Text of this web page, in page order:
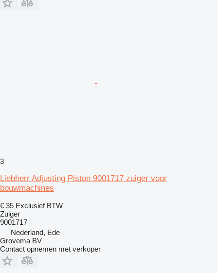
3
Liebherr Adjusting Piston 9001717 zuiger voor
bouwmachines
€ 35 Exclusief BTW
Zuiger
9001717
Nederland, Ede
Grovema BV
Contact opnemen met verkoper